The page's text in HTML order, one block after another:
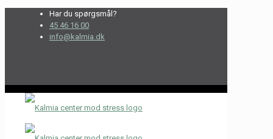
Har du spørgsmål?
45 46 16 00
info@kalmia.dk